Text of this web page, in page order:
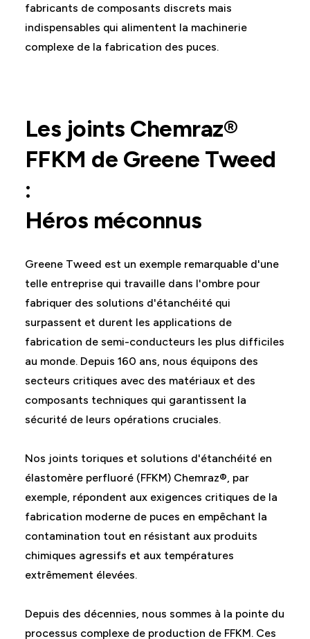
fabricants de composants discrets mais
indispensables qui alimentent la machinerie
complexe de la fabrication des puces.
Les joints Chemraz®
FFKM de Greene Tweed
:
Héros méconnus
Greene Tweed est un exemple remarquable d'une
telle entreprise qui travaille dans l'ombre pour
fabriquer des solutions d'étanchéité qui
surpassent et durent les applications de
fabrication de semi-conducteurs les plus difficiles
au monde. Depuis 160 ans, nous équipons des
secteurs critiques avec des matériaux et des
composants techniques qui garantissent la
sécurité de leurs opérations cruciales.
Nos joints toriques et solutions d'étanchéité en
élastomère perfluoré (FFKM) Chemraz®, par
exemple, répondent aux exigences critiques de la
fabrication moderne de puces en empêchant la
contamination tout en résistant aux produits
chimiques agressifs et aux températures
extrêmement élevées.
Depuis des décennies, nous sommes à la pointe du
processus complexe de production de FFKM. Ces